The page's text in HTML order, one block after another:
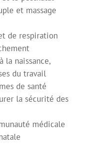
et massage
de respiration
la naissance,
du travail
de santé
la sécurité des
médicale